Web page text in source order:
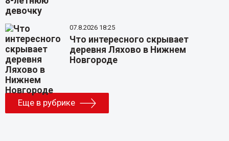
07.8.2026 18:25
Что интересного скрывает
деревня Ляхово в Нижнем
Новгороде
Еще в рубрике